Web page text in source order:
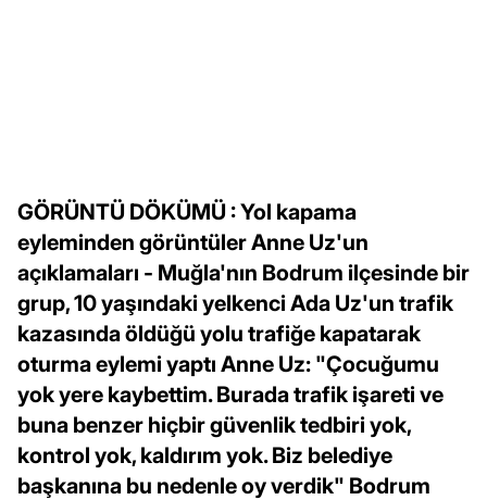
GÖRÜNTÜ DÖKÜMÜ : Yol kapama
eyleminden görüntüler Anne Uz'un
açıklamaları - Muğla'nın Bodrum ilçesinde bir
grup, 10 yaşındaki yelkenci Ada Uz'un trafik
kazasında öldüğü yolu trafiğe kapatarak
oturma eylemi yaptı Anne Uz: "Çocuğumu
yok yere kaybettim. Burada trafik işareti ve
buna benzer hiçbir güvenlik tedbiri yok,
kontrol yok, kaldırım yok. Biz belediye
başkanına bu nedenle oy verdik" Bodrum